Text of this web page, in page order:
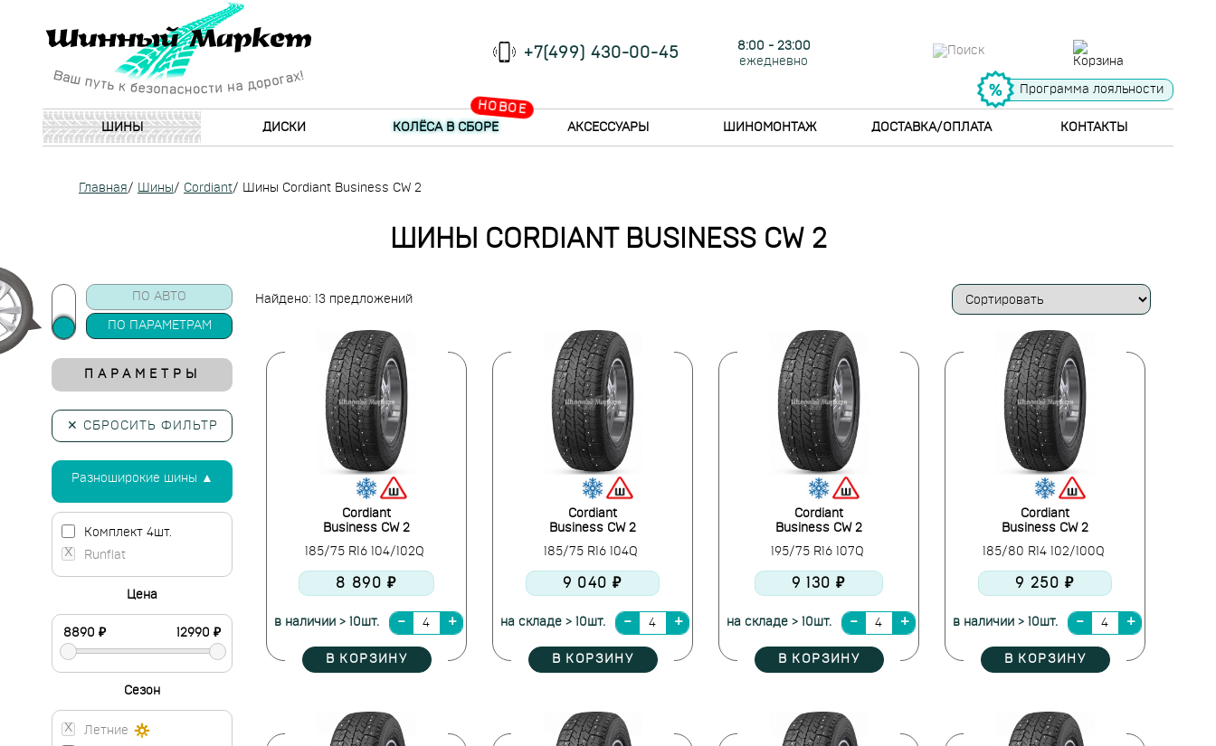
+7(499) 430-00-45
8:00 - 23:00
ежедневно
Программа лояльности
ШИНЫ ДИСКИ
НОВОЕ
КОЛЁСА В СБОРЕ АКСЕССУАРЫ ШИНОМОНТАЖ ДОСТАВКА/ОПЛАТА КОНТАКТЫ
Главная/ Шины/ Cordiant/ Шины Cordiant Business CW 2
ШИНЫ CORDIANT BUSINESS CW 2
Найдено: 13 предложений
Cordiant
Business CW 2
185/75 R16 104/102Q
8 890 ₽
в наличии > 10шт.
В КОРЗИНУ
Cordiant
Business CW 2
185/75 R16 104Q
9 040 ₽
на складе > 10шт.
В КОРЗИНУ
Cordiant
Business CW 2
195/75 R16 107Q
9 130 ₽
на складе > 10шт.
В КОРЗИНУ
Cordiant
Business CW 2
185/80 R14 102/100Q
9 250 ₽
в наличии > 10шт.
В КОРЗИНУ
ПО АВТО
ПО ПАРАМЕТРАМ
ПАРАМЕТРЫ
✕ СБРОСИТЬ ФИЛЬТР
Разноширокие шины ▲
Комплект 4шт.
Runflat
Цена
Сезон
Летние